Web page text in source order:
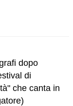
dopo
di
che canta in